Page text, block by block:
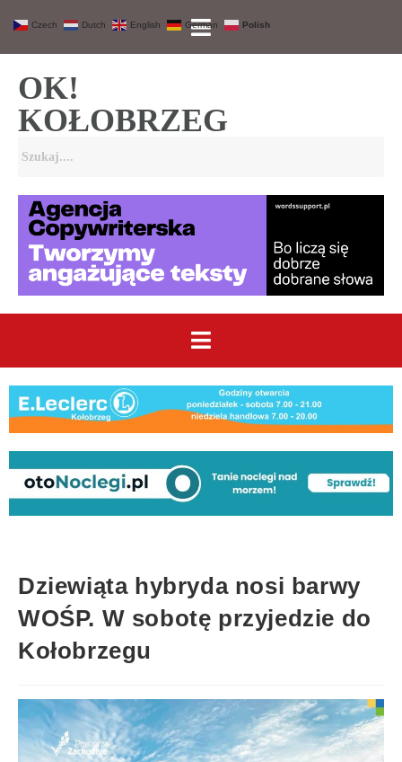
OK!
KOŁOBRZEG
Dziewiąta hybryda nosi barwy
WOŚP. W sobotę przyjedzie do
Kołobrzegu
Czech Dutch English German Polish